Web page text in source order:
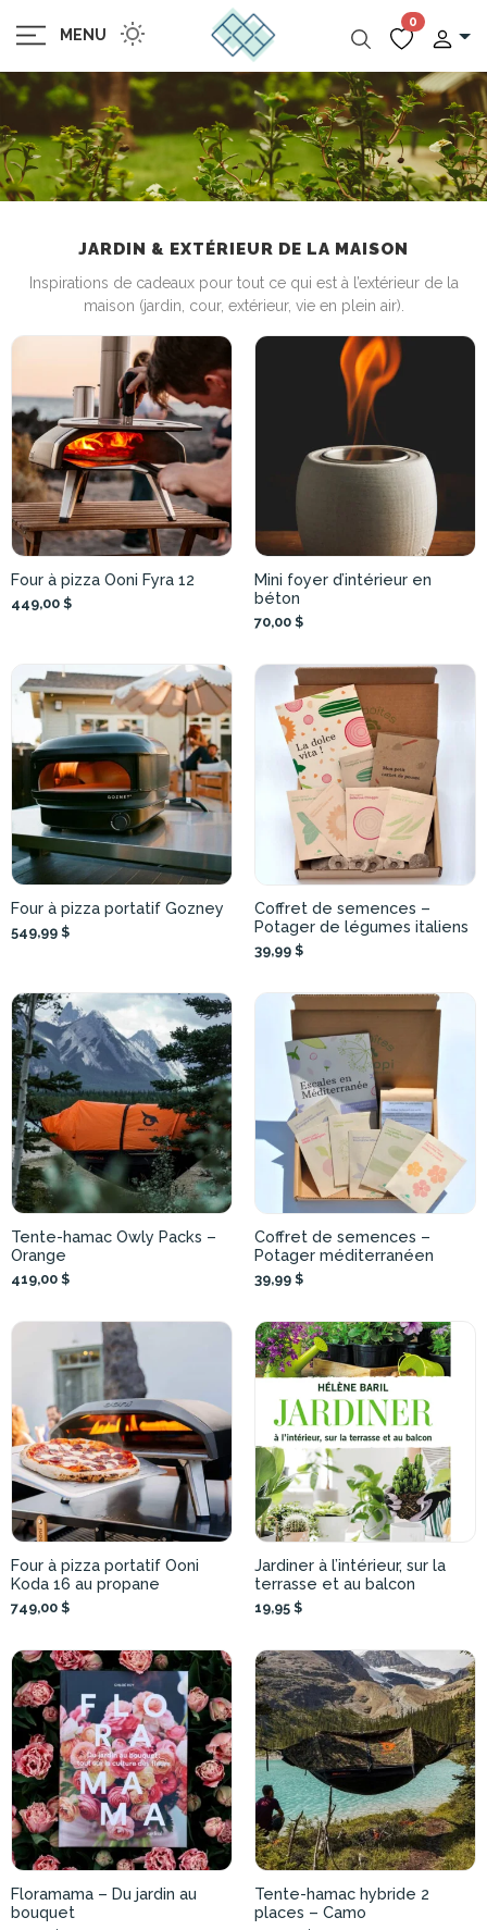
MENU
0
JARDIN & EXTÉRIEUR DE LA MAISON
Inspirations de cadeaux pour tout ce qui est à l’extérieur de la
maison (jardin, cour, extérieur, vie en plein air).
Four à pizza Ooni Fyra 12
449,00 $
Mini foyer d’intérieur en
béton
70,00 $
Four à pizza portatif Gozney
549,99 $
Coffret de semences –
Potager de légumes italiens
39,99 $
Tente-hamac Owly Packs –
Orange
419,00 $
Coffret de semences –
Potager méditerranéen
39,99 $
Four à pizza portatif Ooni
Koda 16 au propane
749,00 $
Jardiner à l’intérieur, sur la
terrasse et au balcon
19,95 $
Floramama – Du jardin au
bouquet
Tente-hamac hybride 2
places – Camo